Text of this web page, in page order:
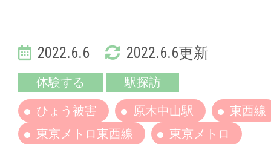
2022.6.6 2022.6.6更新
体験する 駅探訪
ひょう被害 原木中山駅
東西線
東京メトロ東西線
東京メトロ